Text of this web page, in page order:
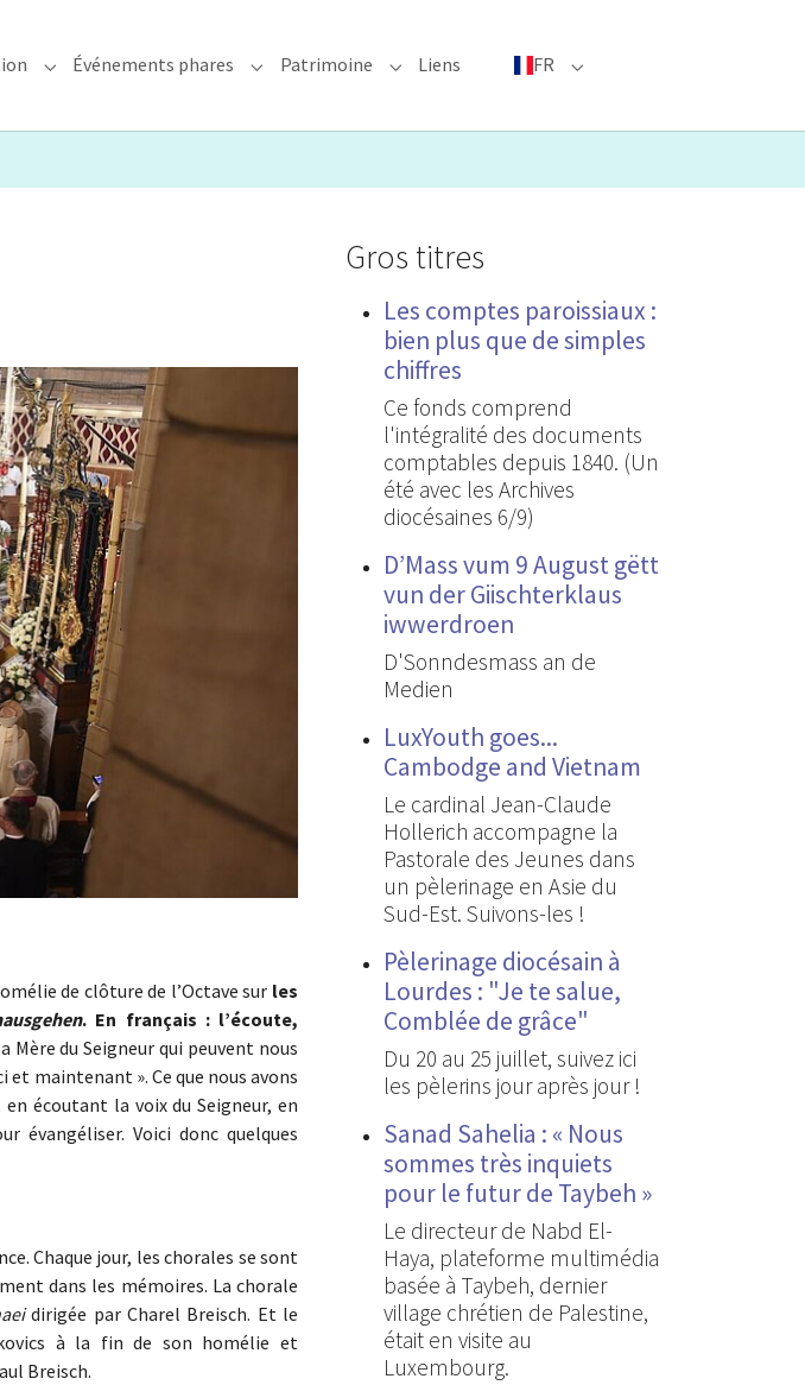
"Solidarité"
Submenu for "Formation"
Événements phares Submenu for "Événements phares"
Patrimoine Submenu for "Patrimoine"
Liens FR Submenu for "FR"
de clôture de l’Octave sur les
. En français : l’écoute,
Mère du Seigneur qui peuvent nous
maintenant ». Ce que nous avons
écoutant la voix du Seigneur, en
Voici donc quelques
Chaque jour, les chorales se sont
dans les mémoires. La chorale
dirigée par Charel Breisch. Et le
à la fin de son homélie et
Breisch.
Gros titres
Les comptes paroissiaux :
bien plus que de simples
chiffres
Ce fonds comprend
l'intégralité des documents
comptables depuis 1840. (Un
été avec les Archives
diocésaines 6/9)
D’Mass vum 9 August gëtt
vun der Giischterklaus
iwwerdroen
D'Sonndesmass an de
Medien
LuxYouth goes...
Cambodge and Vietnam
Le cardinal Jean-Claude
Hollerich accompagne la
Pastorale des Jeunes dans
un pèlerinage en Asie du
Sud-Est. Suivons-les !
Pèlerinage diocésain à
Lourdes : "Je te salue,
Comblée de grâce"
Du 20 au 25 juillet, suivez ici
les pèlerins jour après jour !
Sanad Sahelia : « Nous
sommes très inquiets
pour le futur de Taybeh »
Le directeur de Nabd El-
Haya, plateforme multimédia
basée à Taybeh, dernier
village chrétien de Palestine,
était en visite au
Luxembourg.